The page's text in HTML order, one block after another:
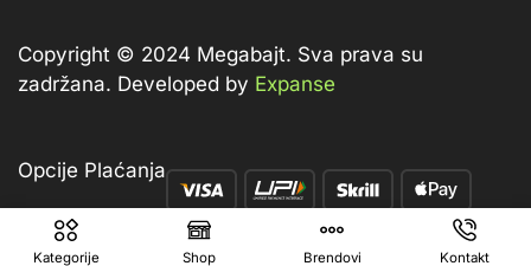
Kategorije Shop Brendovi Kontakt
Copyright © 2024 Megabajt. Sva prava su
zadržana. Developed by Expanse
Opcije Plaćanja